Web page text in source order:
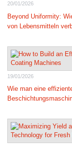
20/01/2026
Beyond Uniformity:
von Lebensmitteln
19/01/2026
Wie man eine